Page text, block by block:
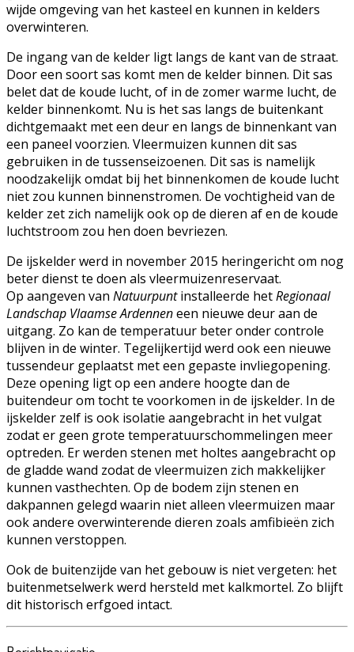
wijde omgeving van het kasteel en kunnen in kelders
overwinteren.
De ingang van de kelder ligt langs de kant van de straat.
Door een soort sas komt men de kelder binnen. Dit sas
belet dat de koude lucht, of in de zomer warme lucht, de
kelder binnenkomt. Nu is het sas langs de buitenkant
dichtgemaakt met een deur en langs de binnenkant van
een paneel voorzien. Vleermuizen kunnen dit sas
gebruiken in de tussenseizoenen. Dit sas is namelijk
noodzakelijk omdat bij het binnenkomen de koude lucht
niet zou kunnen binnenstromen. De vochtigheid van de
kelder zet zich namelijk ook op de dieren af en de koude
luchtstroom zou hen doen bevriezen.
De ijskelder werd in november 2015 heringericht om nog
beter dienst te doen als vleermuizenreservaat.
Op aangeven van Natuurpuntinstalleerde hetRegionaal
Landschap Vlaamse Ardenneneen nieuwe deur aan de
uitgang. Zo kan de temperatuur beter onder controle
blijven in de winter. Tegelijkertijd werd ook een nieuwe
tussendeur geplaatst met een gepaste invliegopening.
Deze opening ligt op een andere hoogte dan de
buitendeur om tocht te voorkomen in de ijskelder. In de
ijskelder zelf is ook isolatie aangebracht in het vulgat
zodat er geen grote temperatuurschommelingen meer
optreden. Er werden stenen met holtes aangebracht op
de gladde wand zodat de vleermuizen zich makkelijker
kunnen vasthechten. Op de bodem zijn stenen en
dakpannen gelegd waarin niet alleen vleermuizen maar
ook andere overwinterende dieren zoals amfibieën zich
kunnen verstoppen.
Ook de buitenzijde van het gebouw is niet vergeten: het
buitenmetselwerk werd hersteld met kalkmortel. Zo blijft
dit historisch erfgoed intact.